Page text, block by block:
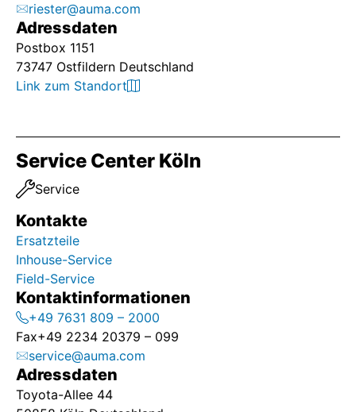
riester@auma.com
Adressdaten
Postbox 1151
73747 Ostfildern Deutschland
Link zum Standort
Service Center Köln
Service
Kontakte
Ersatzteile
Inhouse-Service
Field-Service
Kontaktinformationen
+49 7631 809 – 2000
Fax+49 2234 20379 – 099
service@auma.com
Adressdaten
Toyota-Allee 44